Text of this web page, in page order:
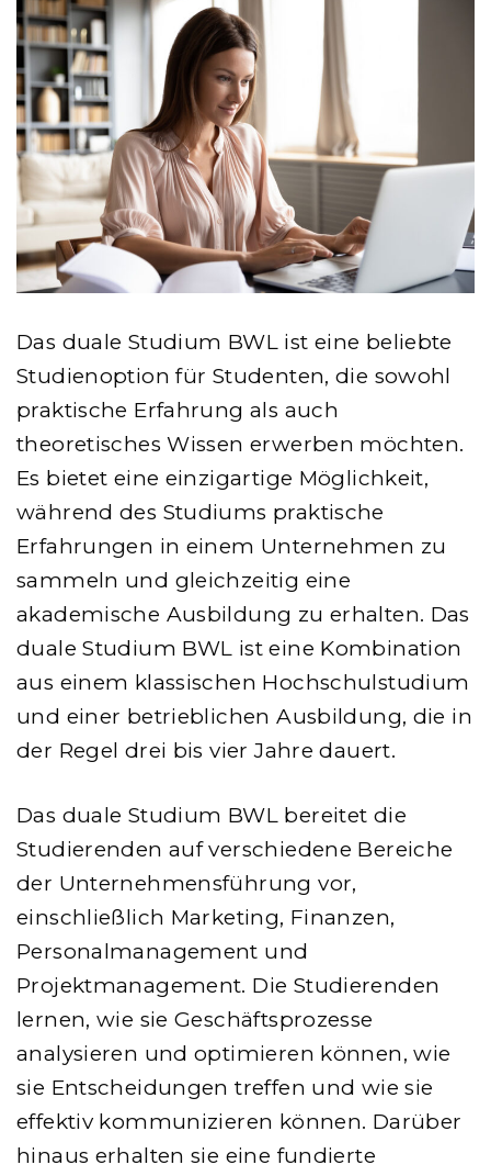
Das duale Studium BWL ist eine beliebte
Studienoption für Studenten, die sowohl
praktische Erfahrung als auch
theoretisches Wissen erwerben möchten.
Es bietet eine einzigartige Möglichkeit,
während des Studiums praktische
Erfahrungen in einem Unternehmen zu
sammeln und gleichzeitig eine
akademische Ausbildung zu erhalten. Das
duale Studium BWL ist eine Kombination
aus einem klassischen Hochschulstudium
und einer betrieblichen Ausbildung, die in
der Regel drei bis vier Jahre dauert.
Das duale Studium BWL bereitet die
Studierenden auf verschiedene Bereiche
der Unternehmensführung vor,
einschließlich Marketing, Finanzen,
Personalmanagement und
Projektmanagement. Die Studierenden
lernen, wie sie Geschäftsprozesse
analysieren und optimieren können, wie
sie Entscheidungen treffen und wie sie
effektiv kommunizieren können. Darüber
hinaus erhalten sie eine fundierte